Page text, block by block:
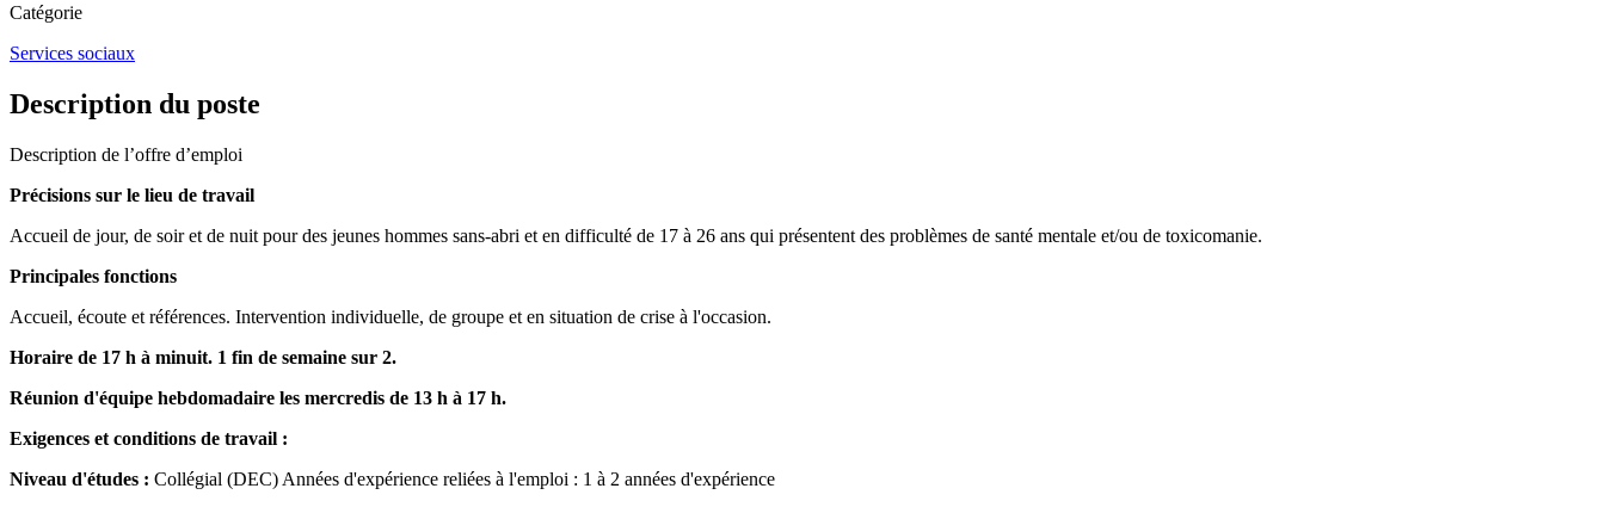
Catégorie
Services sociaux
Description du poste
Description de l’offre d’emploi
Précisions sur le lieu de travail
Accueil de jour, de soir et de nuit pour des jeunes hommes sans-abri et en difficulté de 17 à 26 ans qui présentent des problèmes de santé mentale et/ou de toxicomanie.
Principales fonctions
Accueil, écoute et références. Intervention individuelle, de groupe et en situation de crise à l'occasion.
Horaire de 17 h à minuit. 1 fin de semaine sur 2.
Réunion d'équipe hebdomadaire les mercredis de 13 h à 17 h.
Exigences et conditions de travail :
Niveau d'études : Collégial (DEC) Années d'expérience reliées à l'emploi : 1 à 2 années d'expérience